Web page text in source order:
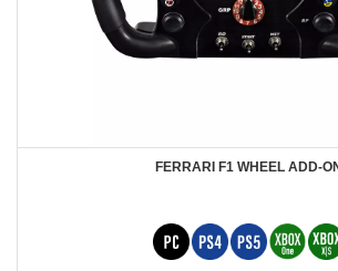
FERRARI F1 WHEEL ADD-